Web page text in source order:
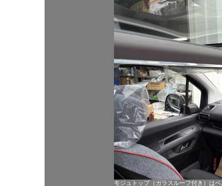
モジュトップ（ガラスルーフ付き）は